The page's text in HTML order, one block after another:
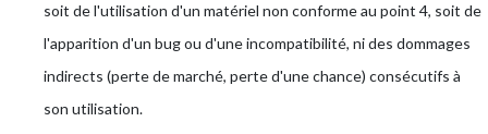
soit de l'utilisation d'un matériel non conforme au point 4, soit de
l'apparition d'un bug ou d'une incompatibilité, ni des dommages
indirects (perte de marché, perte d'une chance) consécutifs à
son utilisation.